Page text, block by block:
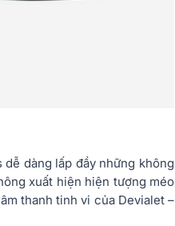
dễ dàng lấp đầy những không
xuất hiện hiện tượng méo
thanh tinh vi của Devialet –